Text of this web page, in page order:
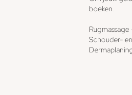
boeken.
Schouder-